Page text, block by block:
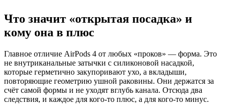
Что значит «открытая посадка» и
кому она в плюс
Главное отличие AirPods 4 от любых «проков» — форма. Это
не внутриканальные затычки с силиконовой насадкой,
которые герметично закупоривают ухо, а вкладыши,
повторяющие геометрию ушной раковины. Они держатся за
счёт самой формы и не уходят вглубь канала. Отсюда два
следствия, и каждое для кого-то плюс, а для кого-то минус.